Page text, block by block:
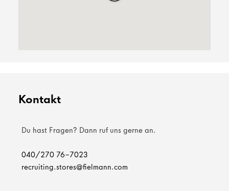
Kontakt
Du hast Fragen? Dann ruf uns gerne an.
040/270 76-7023
recruiting.stores@fielmann.com